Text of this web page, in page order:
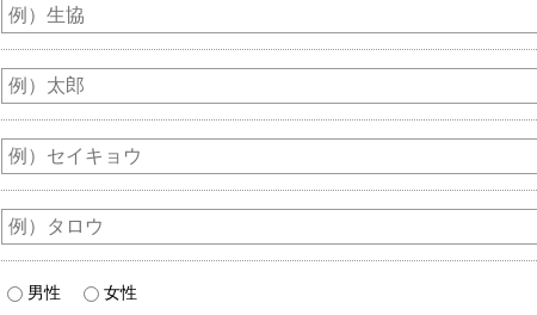
男性 女性